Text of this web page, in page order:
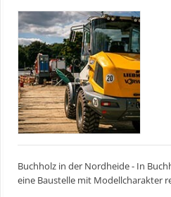
Buchholz in der Nordheide - In
eine Baustelle mit Modellcharakter